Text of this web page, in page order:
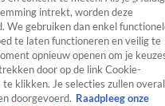
RealityCrimeVideo's
intrekt, worden deze
We gebruiken dan enkel
te laten functioneren en veilig te
opnieuw openen om je
door op de link Cookie-
klikken. Je selecties zullen overal
doorgevoerd. Raadpleeg onze